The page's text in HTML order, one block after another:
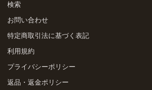
検索
お問い合わせ
特定商取引法に基づく表記
利用規約
プライバシーポリシー
返品・返金ポリシー